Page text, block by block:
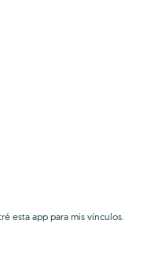
esta app para mis vínculos.